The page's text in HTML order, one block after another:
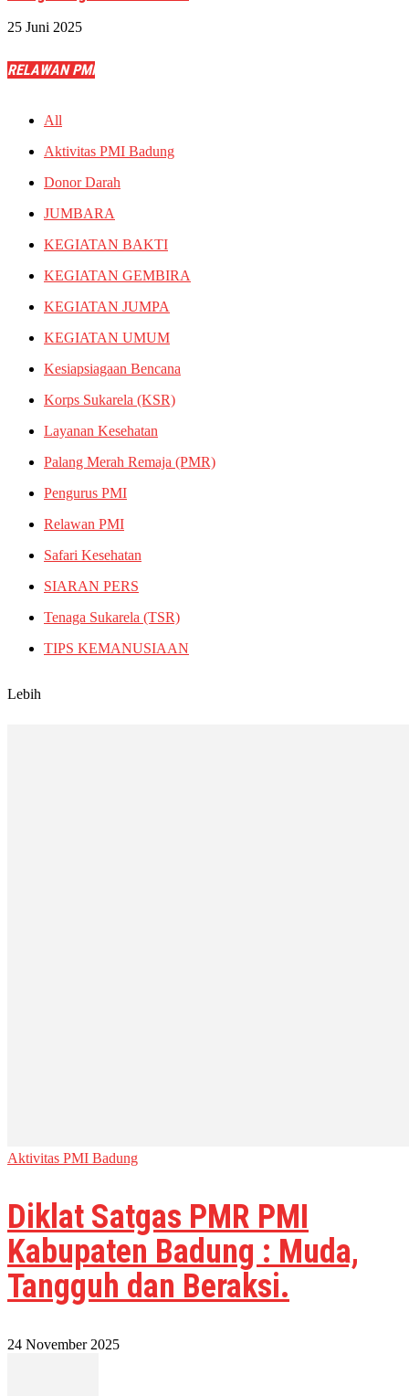
25 Juni 2025
RELAWAN PMI
All
Aktivitas PMI Badung
Donor Darah
JUMBARA
KEGIATAN BAKTI
KEGIATAN GEMBIRA
KEGIATAN JUMPA
KEGIATAN UMUM
Kesiapsiagaan Bencana
Korps Sukarela (KSR)
Layanan Kesehatan
Palang Merah Remaja (PMR)
Pengurus PMI
Relawan PMI
Safari Kesehatan
SIARAN PERS
Tenaga Sukarela (TSR)
TIPS KEMANUSIAAN
Lebih
Aktivitas PMI Badung
Diklat Satgas PMR PMI
Kabupaten Badung : Muda,
Tangguh dan Beraksi.
24 November 2025